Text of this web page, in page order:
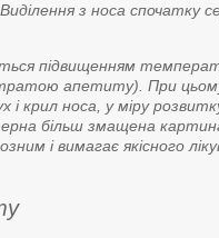
з носа спочатку
підвищенням
апетиту). При цьому
і крил носа, у міру
більш змащена
і вимагає якісного